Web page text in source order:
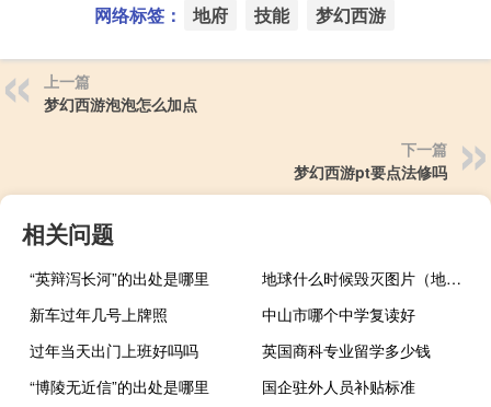
网络标签： 地府 技能 梦幻西游
上一篇
梦幻西游泡泡怎么加点
下一篇
梦幻西游pt要点法修吗
相关问题
“英辩泻长河”的出处是哪里
地球什么时候毁灭图片（地球什么时候毁灭）
新车过年几号上牌照
中山市哪个中学复读好
过年当天出门上班好吗吗
英国商科专业留学多少钱
“博陵无近信”的出处是哪里
国企驻外人员补贴标准